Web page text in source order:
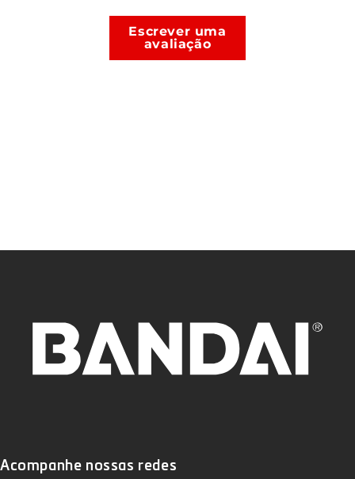
Escrever uma
avaliação
Acompanhe nossas redes